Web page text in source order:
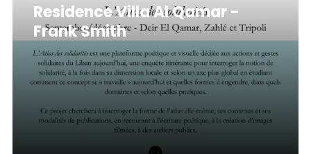
Residence Villa Al Qamar -
Frank Smith